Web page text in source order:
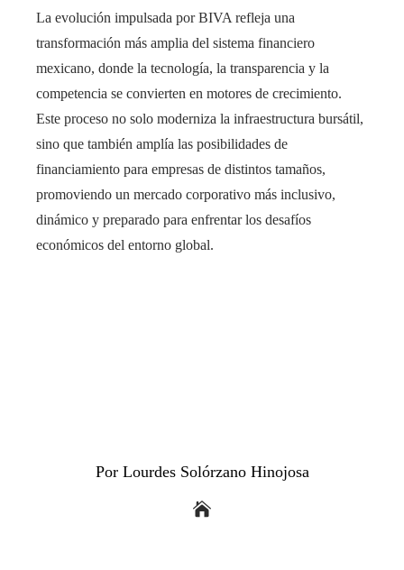
La evolución impulsada por BIVA refleja una
transformación más amplia del sistema financiero
mexicano, donde la tecnología, la transparencia y la
competencia se convierten en motores de crecimiento.
Este proceso no solo moderniza la infraestructura bursátil,
sino que también amplía las posibilidades de
financiamiento para empresas de distintos tamaños,
promoviendo un mercado corporativo más inclusivo,
dinámico y preparado para enfrentar los desafíos
económicos del entorno global.
Por Lourdes Solórzano Hinojosa